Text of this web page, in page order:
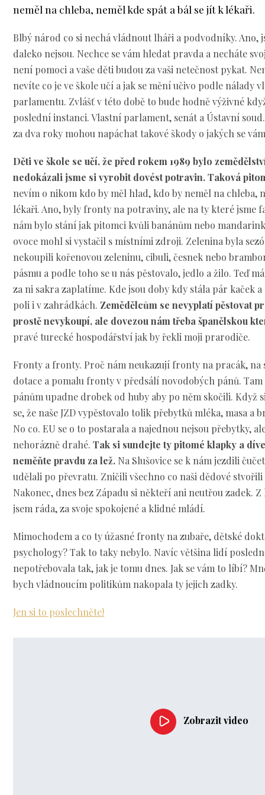
neměl na chleba, neměl kde spát a bál se jít k lékaři.
Blbý národ co si nechá vládnout lháři a podvodníky. Ano,
daleko nejsou. Nechce se vám hledat pravda a necháte
není pomoci a vaše děti budou za vaši netečnost pykat.
nevíte co je ve škole učí a jak se mění učivo podle nálady
parlamentu. Zvlášť v této době to bude hodně výživné
poslední instanci. Vlastní parlament, senát a Ústavní
za dva roky mohou napáchat takové škody o jakých se
Děti ve škole se učí, že před rokem 1989 bylo
nedokázali jsme si vyrobit dovést potravin. Taková
nevím o nikom kdo by měl hlad, kdo by neměl na chleba,
lékaři. Ano, byly fronty na potraviny, ale na ty které jsme
nám bylo stání jak pitomci kvůli banánům nebo
ovoce mohl si vystačil s místními zdroji. Zelenina byla
nekoupili kořenovou zeleninu, cibuli, česnek nebo
pásmu a podle toho se u nás pěstovalo, jedlo a žilo. Teď
za ni sakra zaplatíme. Kde jsou doby kdy stála pár kaček
poli i v zahrádkách. Zemědělcům se nevyplatí pěstovat
prostě nevykoupí, ale dovezou nám třeba španělskou
pravé turecké hospodářství jak by řekli moji prarodiče.
Fronty a fronty. Proč nám neukazují fronty na pracák, na
dotace a pomalu fronty v předsálí novodobých pánů.
pánům upadne drobek od huby aby po něm skočili. Když
se, že naše JZD vypěstovalo tolik přebytků mléka, masa a
No co. EU se o to postarala a najednou nejsou přebytky,
nehorázně drahé.Tak si sundejte ty pitomé klapky a
neměňte pravdu za lež. Na Slušovice se k nám jezdili
udělali po převratu. Zničili všechno co naši dědové stvořili
Nakonec, dnes bez Západu si někteří ani neutřou zadek.
jsem ráda, za svoje spokojené a klidné mládí.
Mimochodem a co ty úžasné fronty na zubaře, dětské
psychology? Tak to taky nebylo. Navíc většina lidí
nepotřebovala tak, jak je tomu dnes. Jak se vám to líbí?
bych vládnoucím politikům nakopala ty jejich zadky.
Jen si to poslechněte!
Zobrazit video